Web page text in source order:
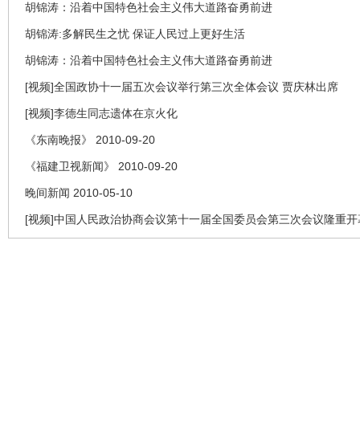
胡锦涛：沿着中国特色社会主义伟大道路奋勇前进
胡锦涛:多解民生之忧 保证人民过上更好生活
胡锦涛：沿着中国特色社会主义伟大道路奋勇前进
[视频]全国政协十一届五次会议举行第三次全体会议 贾庆林出席
[视频]李德生同志遗体在京火化
《东南晚报》 2010-09-20
《福建卫视新闻》 2010-09-20
晚间新闻 2010-05-10
[视频]中国人民政治协商会议第十一届全国委员会第三次会议隆重开